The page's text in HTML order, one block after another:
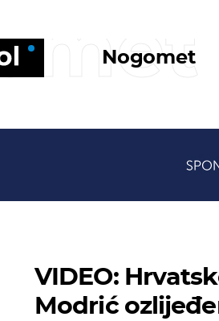
Nogomet
VIDEO:
Modrić